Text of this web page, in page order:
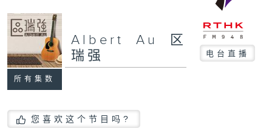
所有集数
Albert Au 区
瑞强
电台直播
您喜欢这个节目吗?